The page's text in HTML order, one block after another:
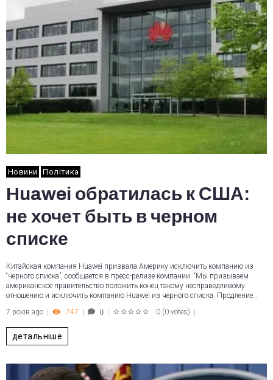
Новини Політика
Huawei обратилась к США:
не хочет быть в черном
списке
Китайская компания Huawei призвала Америку исключить компанию из
“черного списка”, сообщается в пресс-релизе компании. “Мы призываем
американское правительство положить конец такому несправедливому
отношению и исключить компанию Huawei из черного списка. Продление…
7 років ago
747 0 0 (0 votes)
детальніше